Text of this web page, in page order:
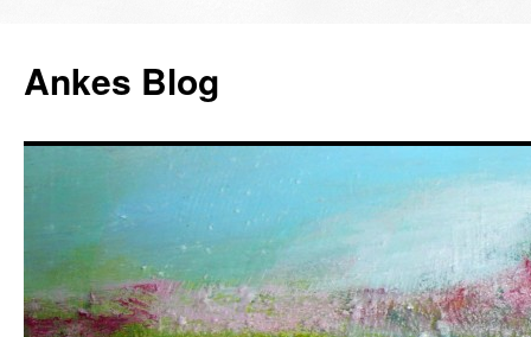
Ankes Blog